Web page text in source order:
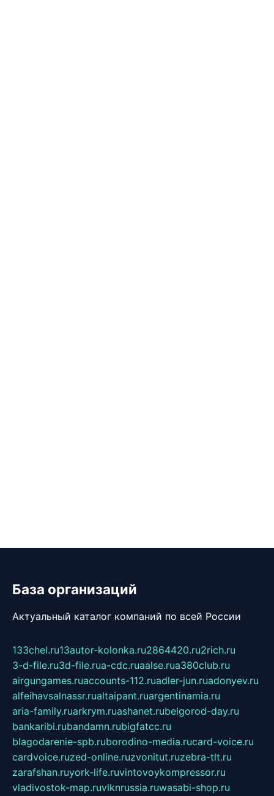
База организаций
Актуальный каталог компаний по всей России
133chel.ru13autor-kolonka.ru2864420.ru2rich.ru
3-d-file.ru3d-file.rua-cdc.ruaalse.rua380club.ru
airgungames.ruaccounts-112.ruadler-jun.ruadonyev.ru
alfeihavsalnassr.rualtaipant.ruargentinamia.ru
aria-family.ruarkrym.ruashanet.rubelgorod-day.ru
bankaribi.rubandamn.rubigfatcc.ru
blagodarenie-spb.ruborodino-media.rucard-voice.ru
cardvoice.ruzed-online.ruzvonitut.ruzebra-tlt.ru
zarafshan.ruyork-life.ruvintovoykompressor.ru
vladivostok-map.ruvlknrussia.ruwasabi-shop.ru